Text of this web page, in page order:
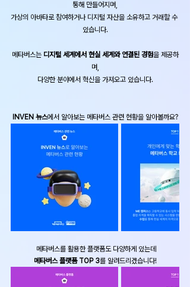
통해 만들어지며,
가상의 아바타로 참여하거나 디지털 자산을 소유하고 거래할 수
있습니다.
메타버스는 디지털 세계에서 현실 세계와 연결된 경험을 제공하
며,
다양한 분야에서 혁신을 가져오고 있습니다.
INVEN 뉴스에서 알아보는 메타버스 관련 현황을 알아볼까요?
메타버스를 활용한 플랫폼도 다양하게 있는데
메타버스 플랫폼 TOP 3를 알려드리겠습니다!